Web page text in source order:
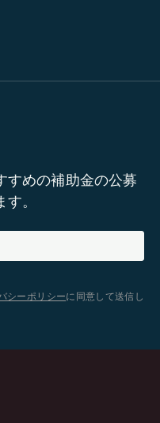
すめの補助金の公募
。
シーポリシーに同意して送信し